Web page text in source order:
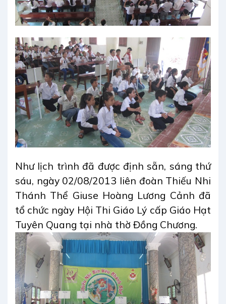
Như lịch trình đã được định sẵn, sáng thứ
sáu, ngày 02/08/2013 liên đoàn Thiếu Nhi
Thánh Thể Giuse Hoàng Lương Cảnh đã
tổ chức ngày Hội Thi Giáo Lý cấp Giáo Hạt
Tuyên Quang tại nhà thờ Đồng Chương.